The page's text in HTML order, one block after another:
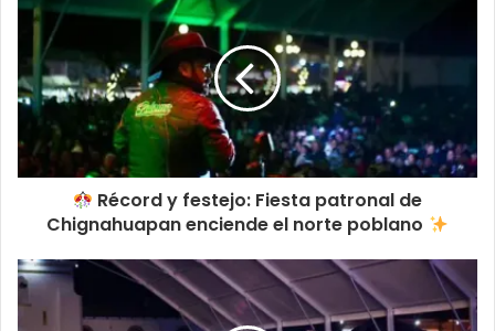
Récord y festejo: Fiesta patronal de
Chignahuapan enciende el norte poblano